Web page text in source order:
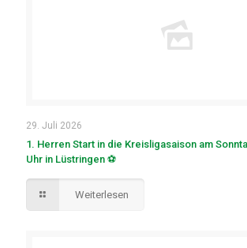
29. Juli 2026
1. Herren Start in die Kreisligasaison am
Uhr in Lüstringen ⚽
Weiterlesen